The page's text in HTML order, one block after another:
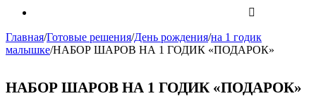
Главная/Готовые решения/День рождения/на 1 годик
малышке/НАБОР ШАРОВ НА 1 ГОДИК «ПОДАРОК»
НАБОР ШАРОВ НА 1 ГОДИК «ПОДАРОК»